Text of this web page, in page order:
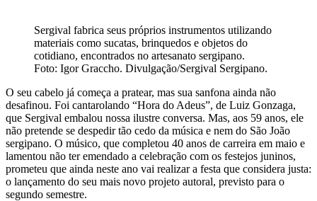
Sergival fabrica seus próprios instrumentos utilizando
materiais como sucatas, brinquedos e objetos do
cotidiano, encontrados no artesanato sergipano.
Foto: Igor Graccho. Divulgação/Sergival Sergipano.
O seu cabelo já começa a pratear, mas sua sanfona ainda não
desafinou. Foi cantarolando “Hora do Adeus”, de Luiz Gonzaga,
que Sergival embalou nossa ilustre conversa. Mas, aos 59 anos, ele
não pretende se despedir tão cedo da música e nem do São João
sergipano. O músico, que completou 40 anos de carreira em maio e
lamentou não ter emendado a celebração com os festejos juninos,
prometeu que ainda neste ano vai realizar a festa que considera justa:
o lançamento do seu mais novo projeto autoral, previsto para o
segundo semestre.